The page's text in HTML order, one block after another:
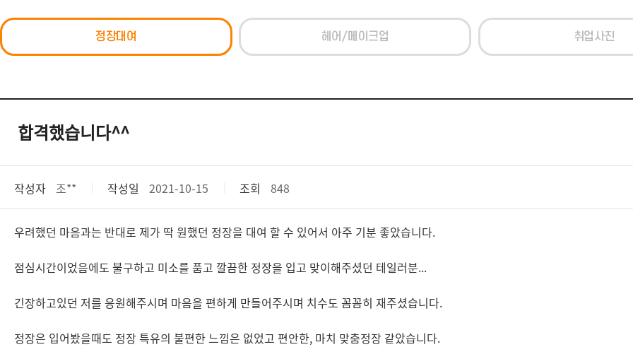
정장대여 헤어/메이크업 취업사진
합격했습니다^^
작성자 조** 작성일 2021-10-15 조회 848
우려했던 마음과는 반대로 제가 딱 원했던 정장을 대여 할 수 있어서 아주 기분 좋았습니다.
점심시간이었음에도 불구하고 미소를 품고 깔끔한 정장을 입고 맞이해주셨던 테일러분...
긴장하고있던 저를 응원해주시며 마음을 편하게 만들어주시며 치수도 꼼꼼히 재주셨습니다.
정장은 입어봤을때도 정장 특유의 불편한 느낌은 없었고 편안한, 마치 맞춤정장 같았습니다.